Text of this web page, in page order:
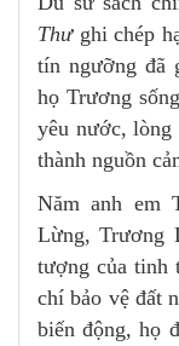
Thưghi chép
tín ngưỡng đã
họ Trương
yêu nước, lòng
thành nguồn
Năm anh em
Lừng, Trương
tượng của tinh
chí bảo vệ đất
biến động, họ